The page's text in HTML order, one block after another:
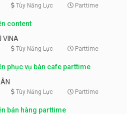
Tùy Năng Lực Parttime
content
VINA
Tùy Năng Lực Parttime
phục vụ bàn cafe parttime
Tùy Năng Lực Parttime
bán hàng parttime